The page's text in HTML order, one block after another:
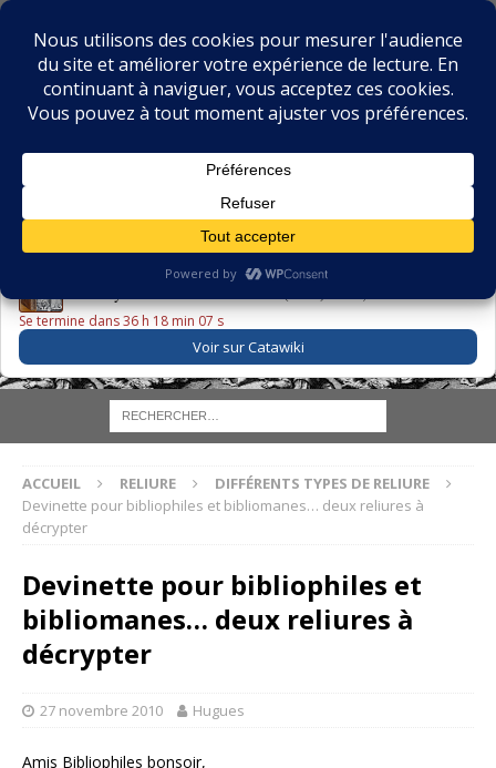
BIBLIOPHILIE.COM
LE BLOG DU BIBLIOPHILE, DES BIBLIOPHILES, DE LA
LE LIVRE DU JOUR
Se termine dans 36 h 18 min 06 s
Voir sur Catawiki
ACCUEIL RELIURE
DIFFÉRENTS TYPES DE RELIURE
Devinette pour bibliophiles et bibliomanes… deux reliures à
décrypter
Devinette pour bibliophiles et
bibliomanes… deux reliures à
décrypter
27 novembre 2010 Hugues
Amis Bibliophiles bonsoir,